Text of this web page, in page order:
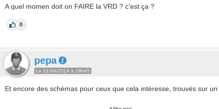
A quel momen doit on FAIRE la VRD ? c'est ça ?
0
pepa
Le 01/04/2014 à 19h45
Et encore des schémas pour ceux que cela intéresse, trouvés sur